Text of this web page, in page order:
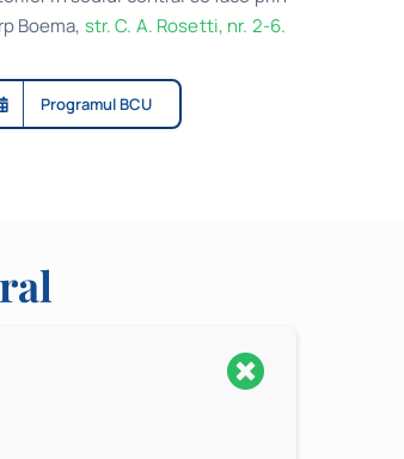
Boema, str. C. A. Rosetti, nr. 2-6.
Programul BCU